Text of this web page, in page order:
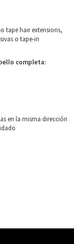
tape hair extensions,
o tape-in
completa:
en la misma dirección